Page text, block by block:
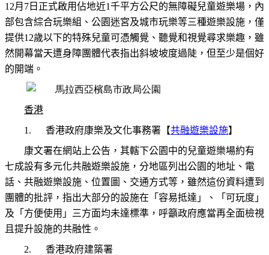
12月7日正式啟用佔地近1千平方公尺的無障礙兒童遊樂場，內
部包含綜合玩樂組、公園迷宮及城市玩樂等三種遊樂設施，僅
提供12歲以下的特殊兒童可憑觸覺、聽覺和視覺尋求樂趣，雖
然開幕當天遭身障團體代表指出斜坡坡度過陡，但至少是個好
的開端。
香港
1.
香港政府康樂及文化事務署【共融遊樂設施】
康文署在網站上公告，其轄下公園中的兒童遊樂場約有
七成設有多元化共融遊樂設施，分地區列出公園的地址、電
話、共融遊樂設施、位置圖、交通方式等，雖然這份資料遭到
團體的批評，指出大部分的設施在「容易抵達」、「可玩度」
及「方便使用」三方面均未達標準，呼籲政府應當再全面檢視
且提升設施的共融性。
2.
香港政府建築署